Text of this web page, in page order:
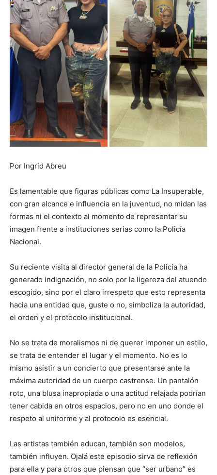
Por Ingrid Abreu
Es lamentable que figuras públicas como La Insuperable,
con gran alcance e influencia en la juventud, no midan las
formas ni el contexto al momento de representar su
imagen frente a instituciones serias como la Policía
Nacional.
Su reciente visita al director general de la Policía ha
generado indignación, no solo por la ligereza del atuendo
escogido, sino por el claro irrespeto que esto representa
hacia una entidad que, guste o no, simboliza la autoridad,
el orden y el protocolo institucional.
No se trata de moralismos ni de querer imponer un estilo,
se trata de entender el lugar y el momento. No es lo
mismo asistir a un concierto que presentarse ante la
máxima autoridad de un cuerpo castrense. Un pantalón
roto, una blusa inapropiada o una actitud relajada podrían
tener cabida en otros espacios, pero no en uno donde el
respeto al uniforme y al protocolo es esencial.
Las artistas también educan, también son modelos,
también influyen. Ojalá este episodio sirva de reflexión
para ella y para otros que piensan que “ser urbano” es